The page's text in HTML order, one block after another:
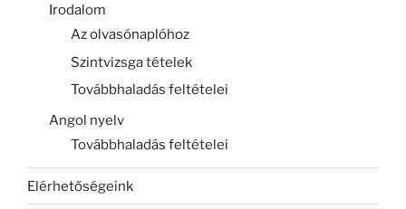
Irodalom
Az olvasónaplóhoz
Szintvizsga tételek
Továbbhaladás feltételei
Angol nyelv
Továbbhaladás feltételei
Elérhetőségeink